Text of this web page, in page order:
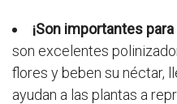
¡Son importantes
son excelentes
flores y beben su néctar,
ayudan a las plantas a